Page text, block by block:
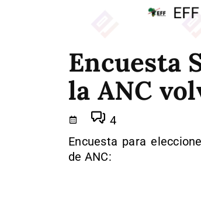
Encuesta
la ANC
4
Encuesta para
de ANC: